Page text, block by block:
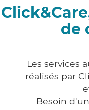
de
Les services
réalisés par
Besoin